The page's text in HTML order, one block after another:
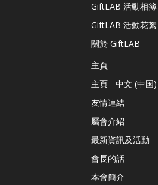
GiftLAB 活動相簿
GiftLAB 活動花絮
關於 GiftLAB
主頁
主頁 - 中文 (中国)
友情連結
屬會介紹
最新資訊及活動
會長的話
本會簡介